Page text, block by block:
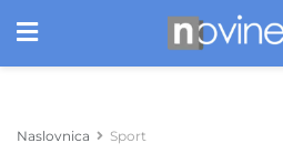
Naslovnica Sport